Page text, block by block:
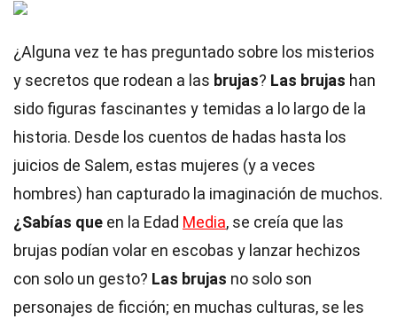
¿Alguna vez te has preguntado sobre los misterios
y secretos que rodean a las brujas? Las brujas han
sido figuras fascinantes y temidas a lo largo de la
historia. Desde los cuentos de hadas hasta los
juicios de Salem, estas mujeres (y a veces
hombres) han capturado la imaginación de muchos.
¿Sabías que en la Edad Media, se creía que las
brujas podían volar en escobas y lanzar hechizos
con solo un gesto? Las brujas no solo son
personajes de ficción; en muchas culturas, se les